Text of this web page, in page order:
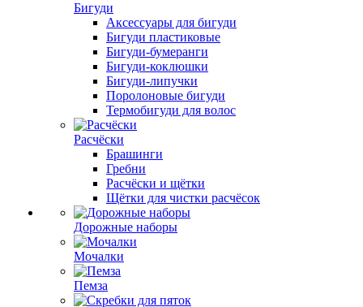
Бигуди
Аксессуары для бигуди
Бигуди пластиковые
Бигуди-бумеранги
Бигуди-коклюшки
Бигуди-липучки
Поролоновые бигуди
Термобигуди для волос
Расчёски
Брашинги
Гребни
Расчёски и щётки
Щётки для чистки расчёсок
Дорожные наборы
Мочалки
Пемза